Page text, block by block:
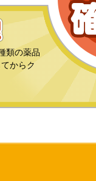
類の薬品
からク